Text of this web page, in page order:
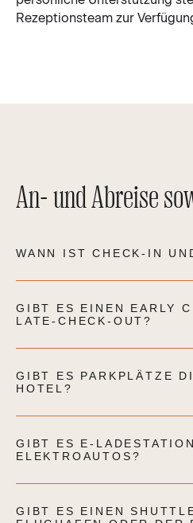
Rezeptionsteam zur
An- und Abreise
WANN IST CHECK-IN
GIBT ES EINEN EARLY
LATE-CHECK-OUT?
GIBT ES PARKPLÄTZE
HOTEL?
GIBT ES E-
ELEKTROAUTOS?
GIBT ES EINEN